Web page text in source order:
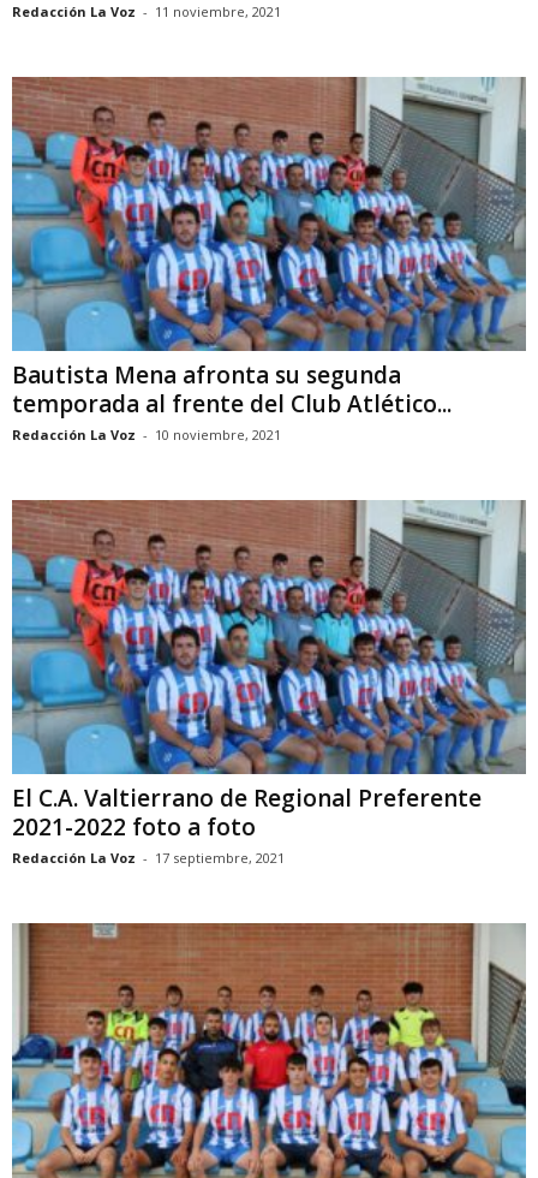
Redacción La Voz - 11 noviembre, 2021
Bautista Mena afronta su segunda
temporada al frente del Club Atlético...
Redacción La Voz - 10 noviembre, 2021
El C.A. Valtierrano de Regional Preferente
2021-2022 foto a foto
Redacción La Voz - 17 septiembre, 2021